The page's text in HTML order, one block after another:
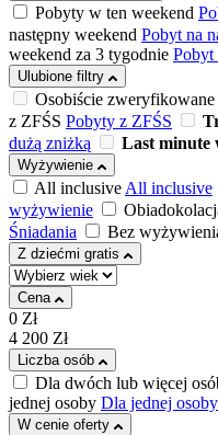
Pobyty w ten weekend
następny weekend Pobyt na
weekend za 3 tygodnie Pobyt
Ulubione filtry
Osobiście zweryfikowane
z ZFŚS Pobyty z ZFŚS
dużą zniżką
Last minute
Wyżywienie
All inclusiveAll inclusive
wyżywienie
Śniadania
Bez
Z dziećmi gratis
Cena
0 Zł
4 200 Zł
Liczba osób
Dla dwóch lub więcej
jednej osoby Dla jednej osoby
W cenie oferty